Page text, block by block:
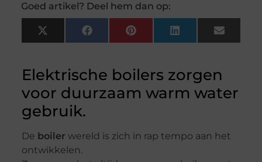
Goed artikel? Deel hem dan op:
X
(Twitter)
FacebookPinterest LinkedIn Email
Elektrische boilers zorgen
voor duurzaam warm water
gebruik.
De boiler wereld is zich in rap tempo aan het
ontwikkelen.